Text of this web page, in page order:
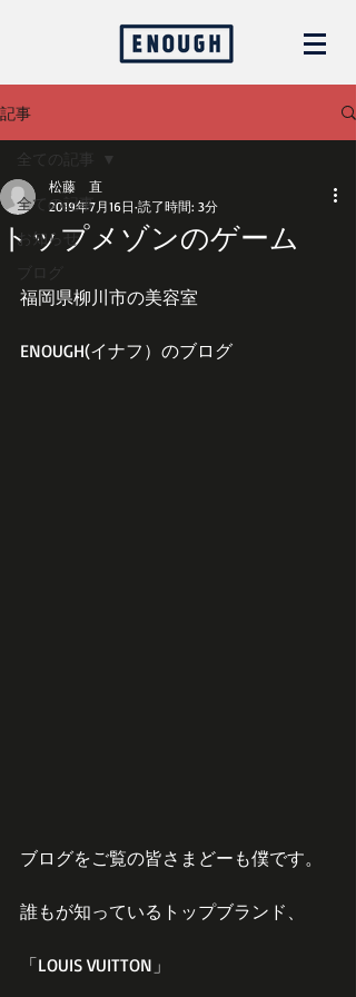
記事
全ての記事
お知らせ
ブログ
全ての記事
トップメゾンのゲーム
松藤 直
2019年7月16日 読了時間: 3分
福岡県柳川市の美容室
ENOUGH(イナフ）のブログ
ブログをご覧の皆さまどーも僕です。
誰もが知っているトップブランド、
「LOUIS VUITTON」